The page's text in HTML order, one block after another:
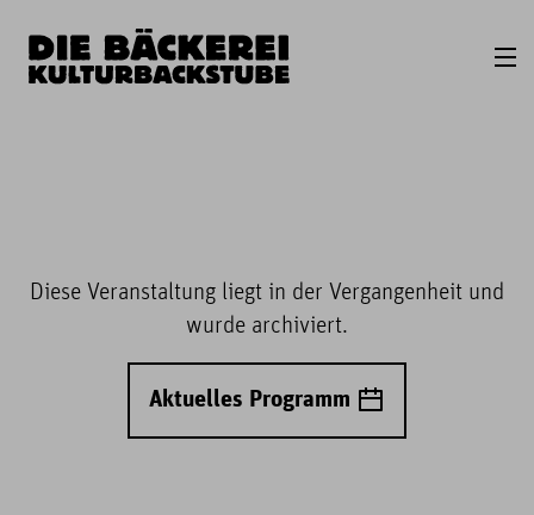
Diese Veranstaltung liegt in der Vergangenheit und
wurde archiviert.
Aktuelles Programm